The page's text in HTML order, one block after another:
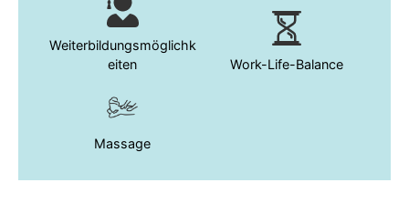
Weiterbildungsmöglichk
eiten
Work-Life-Balance
Massage